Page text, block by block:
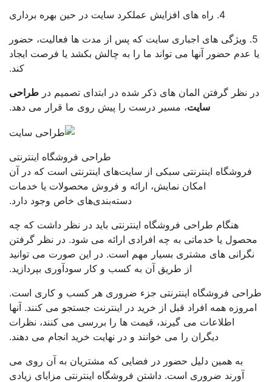
5. ویژگی های اجباری سایت که پس از مدت ها فعالیت، حضور
عدم حضور آنها می تواند ما را به چالش بکشد یا فرصت ایجاد
نظر گرفتن المان های ذکر شده در ابتدای تصمیم درطراحی
سایت، مسیر درست را پیش روی ما قرار می دهد.
طراحی فروشگاه اینترنتی
فروشگاه اینترنتی سبکی از سایت‌های اینترنتی است که در آن
امکان نمایش، ارائه و فروش محصولات یا خدمات
دسته‌بندی‌های خاص وجود دارد.
هنگام طراحی فروشگاه اینترنتی باید در نظر داشت که چه
یا خدماتی به چه افرادی ارائه می شود. در نظر گرفتن
نگرانی های مشتری بسیار مهم است. در این صورت می توانید
از طریق آن به کسب و کار سودآوری بپردازید.
فروشگاه اینترنتی جزء ضروری هر کسب و کاری است.
همه افراد قبل از خرید در اینترنت جستجو می کنند. آنها
اطلاعات می گیرند، قیمت ها را بررسی می کنند، نظرات
دیگران را می خوانند و در نهایت خرید انجام می دهند.
به همین دلیل حضور در فضایی که مشتریان به آن روی می
آورند ضروری است. داشتن فروشگاه اینترنتی مزایای زیادی